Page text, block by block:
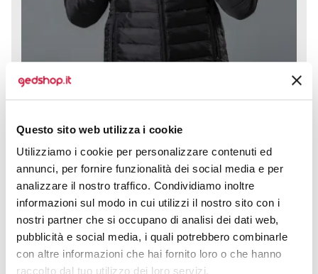
Questo sito web utilizza i cookie
Utilizziamo i cookie per personalizzare contenuti ed
annunci, per fornire funzionalità dei social media e per
analizzare il nostro traffico. Condividiamo inoltre
informazioni sul modo in cui utilizzi il nostro sito con i
nostri partner che si occupano di analisi dei dati web,
pubblicità e social media, i quali potrebbero combinarle
con altre informazioni che hai fornito loro o che hanno
raccolto dal tuo utilizzo dei loro servizi.
scelta perfetta per chi desidera unire stile e protezione
in ogni...
prezzo da € 22,36
CALCOLA PREVENTIVO